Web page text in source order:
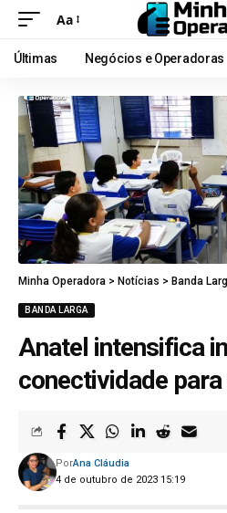
Aa
Últimas Negócios e Operadoras
Minha Operadora > Notícias > Banda
BANDA LARGA
Anatel intensifica
conectividade
4 de outubro de 2023 15:19
PorAna Cláudia